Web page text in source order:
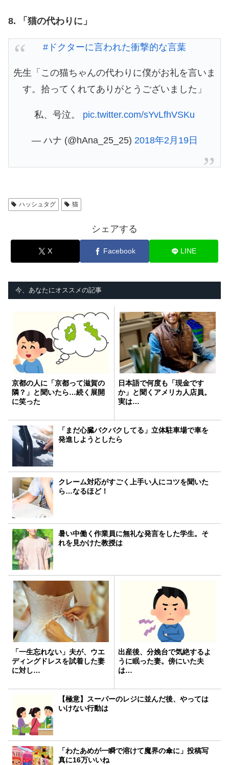
8. 「猫の代わりに」
#ドクターに言われた衝撃的な言葉
先生「この猫ちゃんの代わりに僕がお礼を言いま
す。拾ってくれてありがとうございました」
私、号泣。 pic.twitter.com/sYvLfhVSKu
— ハナ (@hAna_25_25) 2018年2月19日
ハッシュタグ 猫
シェアする
X Facebook LINE
今、あなたにオススメの記事
京都の人に「京都って滋賀の
隣？」と聞いたら…続く展開
に笑った
日本語で何度も「現金です
か」と聞くアメリカ人店員。
実は…
「まだ心臓バクバクしてる」立体駐車場で車を
発進しようとしたら
クレーム対応がすごく上手い人にコツを聞いた
ら…なるほど！
暑い中働く作業員に無礼な発言をした学生。そ
れを見かけた教授は
「一生忘れない」夫が、ウエ
ディングドレスを試着した妻
に対し…
出産後、分娩台で気絶するよ
うに眠った妻。傍にいた夫
は…
【極意】スーパーのレジに並んだ後、やっては
いけない行動は
「わたあめが一瞬で溶けて魔界の傘に」投稿写
真に16万いいね